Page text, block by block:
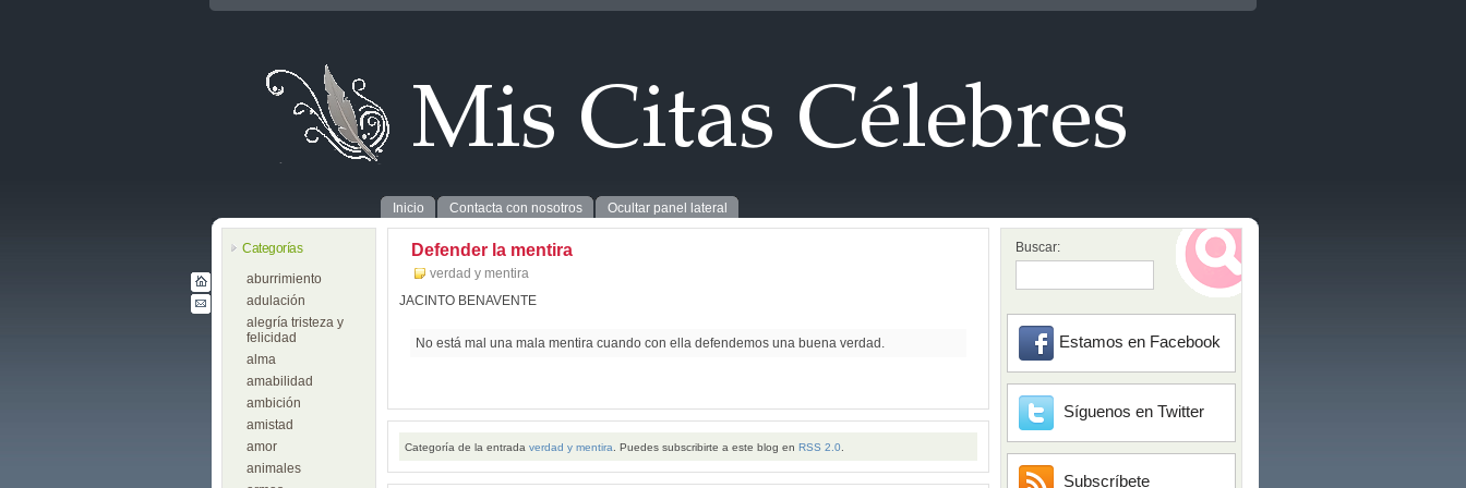
Inicio Contacta con nosotros Ocultar panel lateral
Categorías
aburrimiento
adulación
alegría tristeza y
felicidad
alma
amabilidad
ambición
amistad
amor
animales
Defender la mentira
verdad y mentira
JACINTO BENAVENTE
No está mal una mala mentira cuando con ella defendemos una buena verdad.
Categoría de la entrada verdad y mentira . Puedes subscribirte a este blog en RSS 2.0
Buscar:
Estamos en Facebook
Síguenos en Twitter
Subscríbete